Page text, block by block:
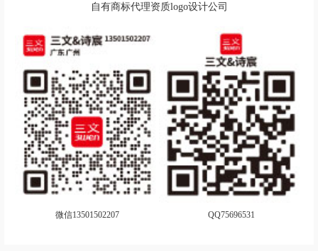
自有商标代理资质logo设计公司
微信13501502207 QQ75696531